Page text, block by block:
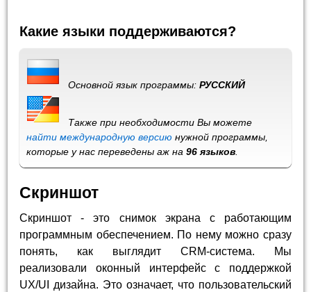
Какие языки поддерживаются?
Основной язык программы:РУССКИЙ
Также при необходимости Вы можете
найти международную версию нужной программы,
которые у нас переведены аж на96 языков
Скриншот
Скриншот - это снимок экрана с работающим
программным обеспечением. По нему можно сразу
понять, как выглядит CRM-система. Мы
реализовали оконный интерфейс с поддержкой
UX/UI дизайна. Это означает, что пользовательский